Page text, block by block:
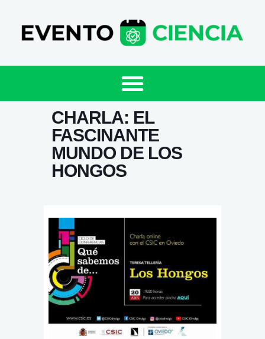
CHARLA: EL
FASCINANTE
MUNDO DE LOS
HONGOS